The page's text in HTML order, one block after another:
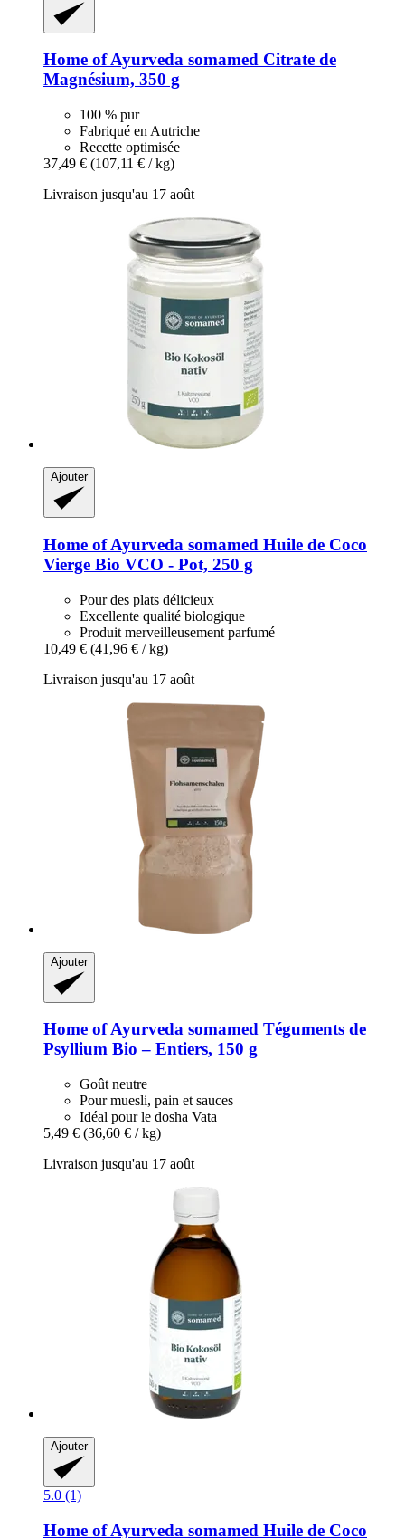
Home of Ayurveda somamed Citrate de
Magnésium, 350 g
100 % pur
Fabriqué en Autriche
Recette optimisée
37,49 € (107,11 € / kg)
Livraison jusqu'au 17 août
Ajouter
Home of Ayurveda somamed Huile de Coco
Vierge Bio VCO -​ Pot, 250 g
Pour des plats délicieux
Excellente qualité biologique
Produit merveilleusement parfumé
10,49 € (41,96 € / kg)
Livraison jusqu'au 17 août
Ajouter
Home of Ayurveda somamed Téguments de
Psyllium Bio – Entiers, 150 g
Goût neutre
Pour muesli, pain et sauces
Idéal pour le dosha Vata
5,49 € (36,60 € / kg)
Livraison jusqu'au 17 août
Ajouter
5.0 (1)
Home of Ayurveda somamed Huile de Coco